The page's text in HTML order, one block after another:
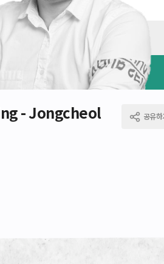
- Jongcheol
공유